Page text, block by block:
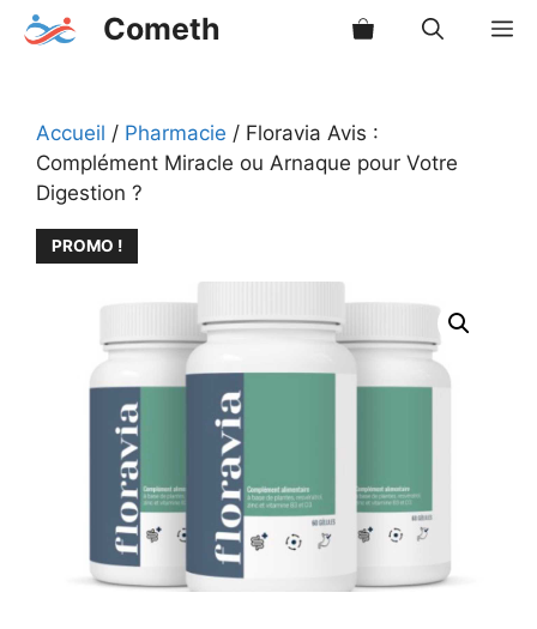
Aller
Cometh
Accueil / Pharmacie / Floravia Avis :
Complément Miracle ou Arnaque pour Votre
Digestion ?
PROMO !